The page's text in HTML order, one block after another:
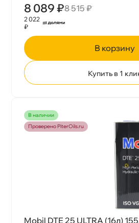
8 089 ₽8 515 ₽
2 022
₽
корзину
Купить в 1
наличии
Проверено PiterOils.ru
Mobil DTE 25 ULTRA (16л)